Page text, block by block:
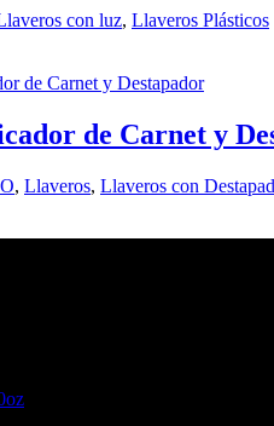
con luz, Llaveros Plásticos
de Carnet y
, Llaveros, Llaveros con